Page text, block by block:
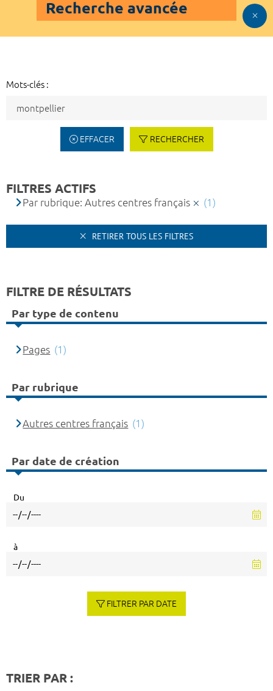
Recherche avancée
Mots-clés :
EFFACER RECHERCHER
FILTRES ACTIFS
Par rubrique: Autres centres français (1)
RETIRER TOUS LES FILTRES
FILTRE DE RÉSULTATS
Par type de contenu
Pages (1)
Par rubrique
Autres centres français (1)
Par date de création
Du
à
FILTRER PAR DATE
TRIER PAR :